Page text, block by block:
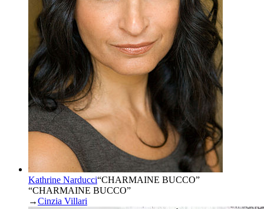
Kathrine Narducci“CHARMAINE BUCCO”
“CHARMAINE BUCCO”
→Cinzia Villari